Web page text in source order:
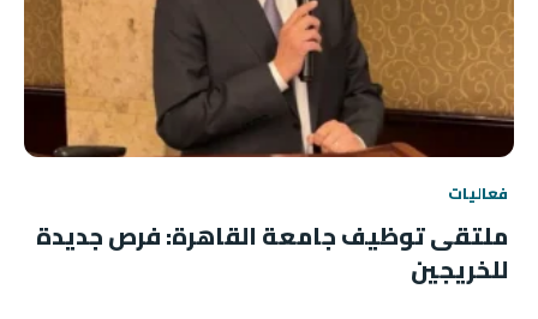
فعاليات
ملتقى توظيف جامعة القاهرة: فرص جديدة
للخريجين